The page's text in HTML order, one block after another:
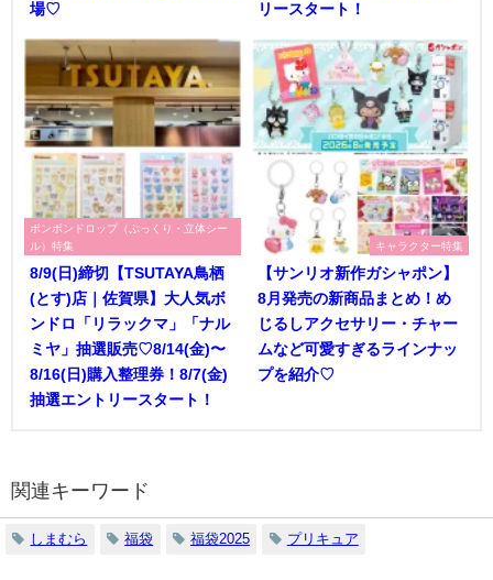
場♡
リースタート！
ボンボンドロップ（ぷっくり・立体シー
ル）特集
8/9(日)締切【TSUTAYA鳥栖
(とす)店｜佐賀県】大人気ボ
ンドロ「リラックマ」「ナル
ミヤ」抽選販売♡8/14(金)〜
8/16(日)購入整理券！8/7(金)
抽選エントリースタート！
キャラクター特集
【サンリオ新作ガシャポン】
8月発売の新商品まとめ！め
じるしアクセサリー・チャー
ムなど可愛すぎるラインナッ
プを紹介♡
関連キーワード
しまむら 福袋 福袋2025 プリキュア